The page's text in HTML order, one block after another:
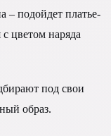
– подойдет платье-
цветом наряда
под свои
образ.